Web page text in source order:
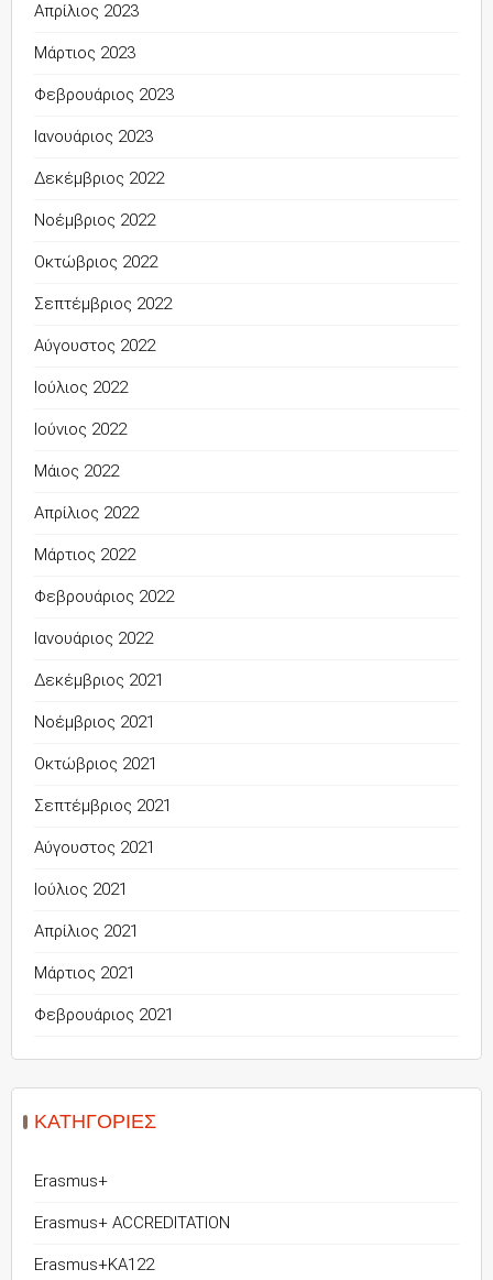
Απρίλιος 2023
Μάρτιος 2023
Φεβρουάριος 2023
Ιανουάριος 2023
Δεκέμβριος 2022
Νοέμβριος 2022
Οκτώβριος 2022
Σεπτέμβριος 2022
Αύγουστος 2022
Ιούλιος 2022
Ιούνιος 2022
Μάιος 2022
Απρίλιος 2022
Μάρτιος 2022
Φεβρουάριος 2022
Ιανουάριος 2022
Δεκέμβριος 2021
Νοέμβριος 2021
Οκτώβριος 2021
Σεπτέμβριος 2021
Αύγουστος 2021
Ιούλιος 2021
Απρίλιος 2021
Μάρτιος 2021
Φεβρουάριος 2021
KΑΤΗΓΟΡΊΕΣ
Erasmus+
Erasmus+ ACCREDITATION
Erasmus+KA122